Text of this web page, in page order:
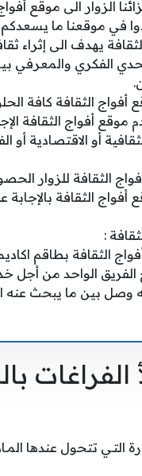
الزوار الى موقع
في موقعنا ما
يهدف الى إثراء
الفكري والمعرفي
أفواج الثقافة كافة
موقع أفواج الثقافة
أو الاقتصادية
الثقافة للزوار
أفواج الثقافة
:
الثقافة بطاقم
الواحد من أجل
وصل بين ما يبحث عنه
الفراغات